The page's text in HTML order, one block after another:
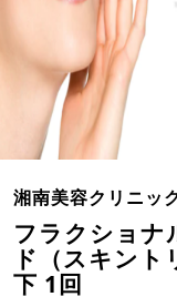
湘南美容クリニッ
フラクショナ
ド（スキント
下 1回